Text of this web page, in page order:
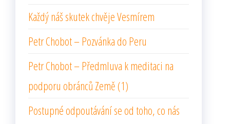
Každý náš skutek chvěje Vesmírem
Petr Chobot – Pozvánka do Peru
Petr Chobot – Předmluva k meditaci na
podporu obránců Země (1)
Postupné odpoutávání se od toho, co nás